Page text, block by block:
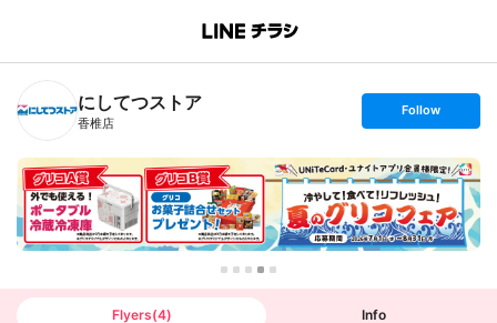
B
n
c
h
T
にしてつストア
香椎店
s
t
o
l
l
o
w
Follow
Flyers(4) Info